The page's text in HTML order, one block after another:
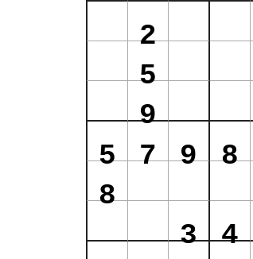
2
5
9
5
7 9 8
8
3
4